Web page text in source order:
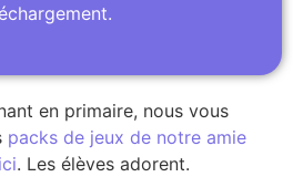
en primaire, nous vous
packs de jeux de notre amie
. Les élèves adorent.